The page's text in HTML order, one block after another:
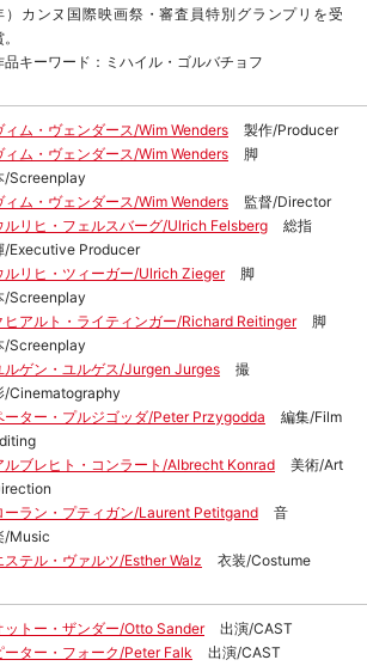
）カンヌ国際映画祭・審査員特別グランプリを受
品キーワード：ミハイル・ゴルバチョフ
ィム・ヴェンダース/Wim Wenders
製作/Producer
ィム・ヴェンダース/Wim Wenders
脚
/Screenplay
ィム・ヴェンダース/Wim Wenders
監督/Director
ルリヒ・フェルスバーグ/Ulrich Felsberg
総指
/Executive Producer
ルリヒ・ツィーガー/Ulrich Zieger
脚
/Screenplay
ヒアルト・ライティンガー/Richard Reitinger
脚
/Screenplay
ルゲン・ユルゲス/Jurgen Jurges
撮
/Cinematography
ーター・プルジゴッダ/Peter Przygodda
編集/Film
ルブレヒト・コンラート/Albrecht Konrad
美術/Art
ーラン・プティガン/Laurent Petitgand
音
/Music
ステル・ヴァルツ/Esther Walz
衣装/Costume
ットー・ザンダー/Otto Sander
出演/CAST
ーター・フォーク/Peter Falk
出演/CAST